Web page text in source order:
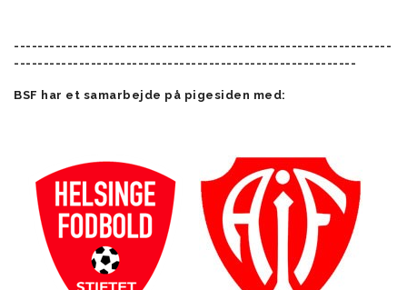
----------------------------------------------------------------
----------------------------------------------------------
BSF har et samarbejde på pigesiden med: